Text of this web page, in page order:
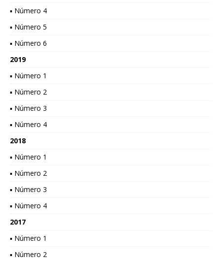
▪ Número 4
▪ Número 5
▪ Número 6
2019
▪ Número 1
▪ Número 2
▪ Número 3
▪ Número 4
2018
▪ Número 1
▪ Número 2
▪ Número 3
▪ Número 4
2017
▪ Número 1
▪ Número 2